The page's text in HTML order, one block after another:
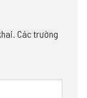
Các trường